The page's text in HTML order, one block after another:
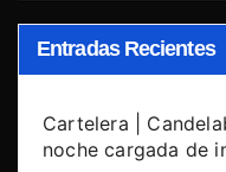
Entradas Recientes
Cartelera |
noche cargada de